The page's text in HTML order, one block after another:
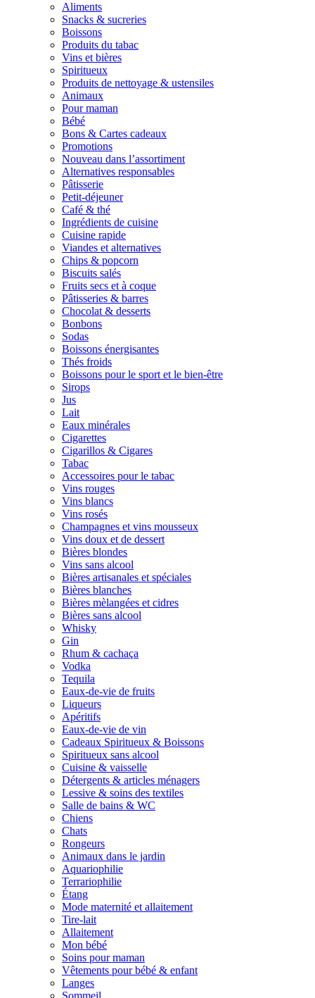
Aliments
Snacks & sucreries
Boissons
Produits du tabac
Vins et bières
Spiritueux
Produits de nettoyage & ustensiles
Animaux
Pour maman
Bébé
Bons & Cartes cadeaux
Promotions
Nouveau dans l’assortiment
Alternatives responsables
Pâtisserie
Petit-déjeuner
Café & thé
Ingrédients de cuisine
Cuisine rapide
Viandes et alternatives
Chips & popcorn
Biscuits salés
Fruits secs et à coque
Pâtisseries & barres
Chocolat & desserts
Bonbons
Sodas
Boissons énergisantes
Thés froids
Boissons pour le sport et le bien-être
Sirops
Jus
Lait
Eaux minérales
Cigarettes
Cigarillos & Cigares
Tabac
Accessoires pour le tabac
Vins rouges
Vins blancs
Vins rosés
Champagnes et vins mousseux
Vins doux et de dessert
Bières blondes
Vins sans alcool
Bières artisanales et spéciales
Bières blanches
Bières mèlangées et cidres
Bières sans alcool
Whisky
Gin
Rhum & cachaça
Vodka
Tequila
Eaux-de-vie de fruits
Liqueurs
Apéritifs
Eaux-de-vie de vin
Cadeaux Spiritueux & Boissons
Spiritueux sans alcool
Cuisine & vaisselle
Détergents & articles ménagers
Lessive & soins des textiles
Salle de bains & WC
Chiens
Chats
Rongeurs
Animaux dans le jardin
Aquariophilie
Terrariophilie
Étang
Mode maternité et allaitement
Tire-lait
Allaitement
Mon bébé
Soins pour maman
Vêtements pour bébé & enfant
Langes
Sommeil